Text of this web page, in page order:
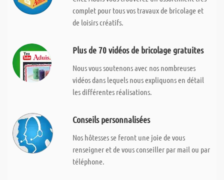
complet pour tous vos travaux de bricolage et
de loisirs créatifs.
Plus de 70 vidéos de bricolage gratuites
Nous vous soutenons avec nos nombreuses
vidéos dans lequels nous expliquons en détail
les différentes réalisations.
Conseils personnalisées
Nos hôtesses se feront une joie de vous
renseigner et de vous conseiller par mail ou par
téléphone.